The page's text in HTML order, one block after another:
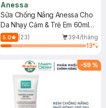
Anessa
Sữa Chống Nắng Anessa Cho
Da Nhạy Cảm & Trẻ Em 60ml
(Mới)
5.0 (23)
394/tháng
13%
-59 %